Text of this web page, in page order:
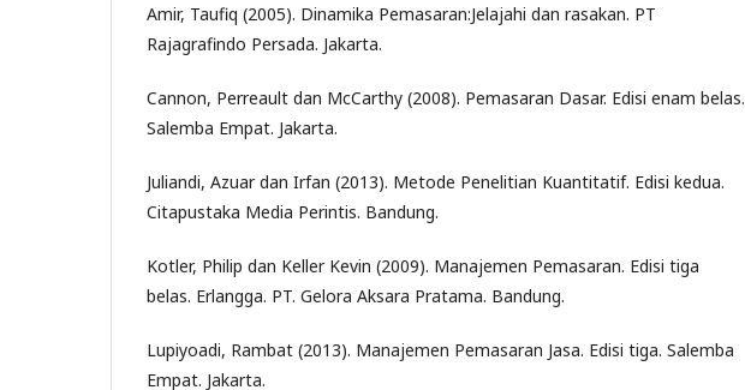
Amir, Taufiq (2005). Dinamika Pemasaran:Jelajahi dan rasakan. PT
Rajagrafindo Persada. Jakarta.
Cannon, Perreault dan McCarthy (2008). Pemasaran Dasar. Edisi enam belas.
Salemba Empat. Jakarta.
Juliandi, Azuar dan Irfan (2013). Metode Penelitian Kuantitatif. Edisi kedua.
Citapustaka Media Perintis. Bandung.
Kotler, Philip dan Keller Kevin (2009). Manajemen Pemasaran. Edisi tiga
belas. Erlangga. PT. Gelora Aksara Pratama. Bandung.
Lupiyoadi, Rambat (2013). Manajemen Pemasaran Jasa. Edisi tiga. Salemba
Empat. Jakarta.